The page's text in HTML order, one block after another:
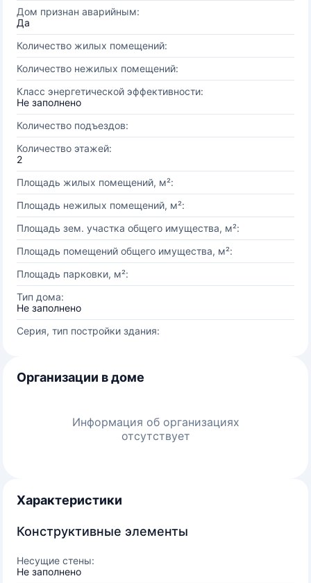
Дом признан аварийным:
Да
Количество жилых помещений:
Количество нежилых помещений:
Класс энергетической эффективности:
Не заполнено
Количество подъездов:
Количество этажей:
2
Площадь жилых помещений, м²:
Площадь нежилых помещений, м²:
Площадь зем. участка общего имущества, м²:
Площадь помещений общего имущества, м²:
Площадь парковки, м²:
Тип дома:
Не заполнено
Серия, тип постройки здания:
Организации в доме
Информация об организациях
отсутствует
Характеристики
Конструктивные элементы
Несущие стены:
Не заполнено